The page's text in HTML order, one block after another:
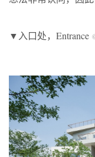
▼入口处，Entrance